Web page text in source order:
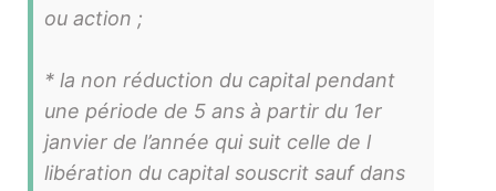
ou action ;
* la non réduction du capital pendant
une période de 5 ans à partir du 1er
janvier de l’année qui suit celle de l
libération du capital souscrit sauf dans